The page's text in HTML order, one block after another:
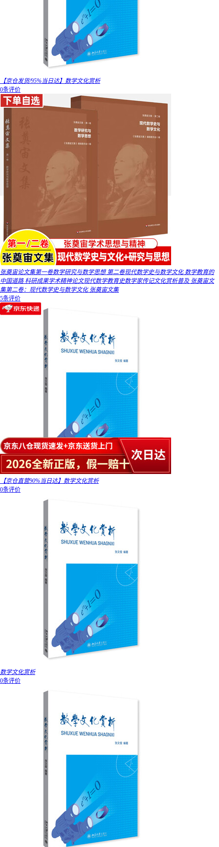
【京仓发货/95%当日达】数学文化赏析
0条评价
张奠宙论文集第一卷数学研究与数学思想 第二卷现代数学史与数学文化 数学教育的
中国道路 科研成果学术精神论文现代数学教育史数学家传记文化赏析普及 张奠宙文
集第二卷：现代数学史与数学文化 张奠宙文集
5条评价
【京仓直营90%当日达】数学文化赏析
0条评价
数学文化赏析
0条评价